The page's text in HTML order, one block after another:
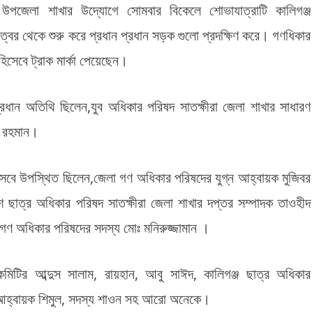
শাখার উদ্যোগে সোমবার বিকেলে শোভাযাত্রাটি কালিগঞ্জ
থেকে শুরু করে প্রধান প্রধান সড়ক গুলো প্রদক্ষিণ করে। গণধিকার
ট্রাক মার্কা পেয়েছেন।
অতিথি ছিলেন,যুব অধিকার পরিষদ সাতক্ষীরা জেলা শাখার সাধারণ
উপস্থিত ছিলেন,জেলা গণ অধিকার পরিষদের যুগ্ন আহ্বায়ক মুজিবর
ছাত্র অধিকার পরিষদ সাতক্ষীরা জেলা শাখার দপ্তর সম্পাদক তাওহীদ
অধিকার পরিষদের সদস্য মোঃ মনিরুজ্জামান ।
আব্দুস সালাম, রায়হান, আবু সাঈদ, কালিগঞ্জ ছাত্র অধিকার
শিমুল, সদস্য শাওন সহ আরো অনেকে।